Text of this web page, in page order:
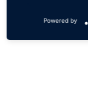
Powered by